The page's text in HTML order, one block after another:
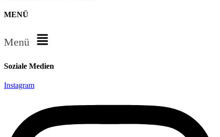
MENÜ
Menü
Soziale Medien
Instagram